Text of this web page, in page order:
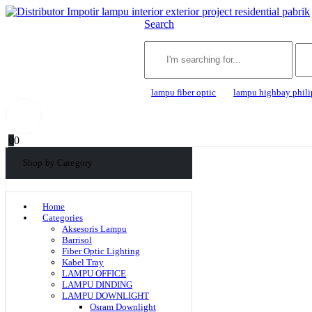
Search
lampu fiber optic lampu highbay
00
Shop by Category
Home
Categories
Aksesoris Lampu
Barrisol
Fiber Optic Lighting
Kabel Tray
LAMPU OFFICE
LAMPU DINDING
LAMPU DOWNLIGHT
Osram Downlight